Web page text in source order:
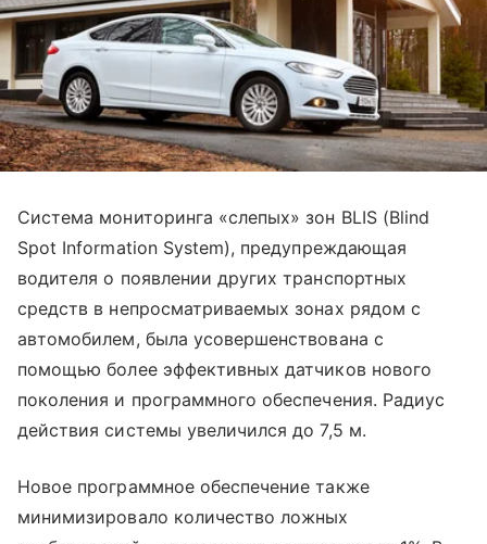
Система мониторинга «слепых» зон BLIS (Blind
Spot Information System), предупреждающая
водителя о появлении других транспортных
средств в непросматриваемых зонах рядом с
автомобилем, была усовершенствована с
помощью более эффективных датчиков нового
поколения и программного обеспечения. Радиус
действия системы увеличился до 7,5 м.
Новое программное обеспечение также
минимизировало количество ложных